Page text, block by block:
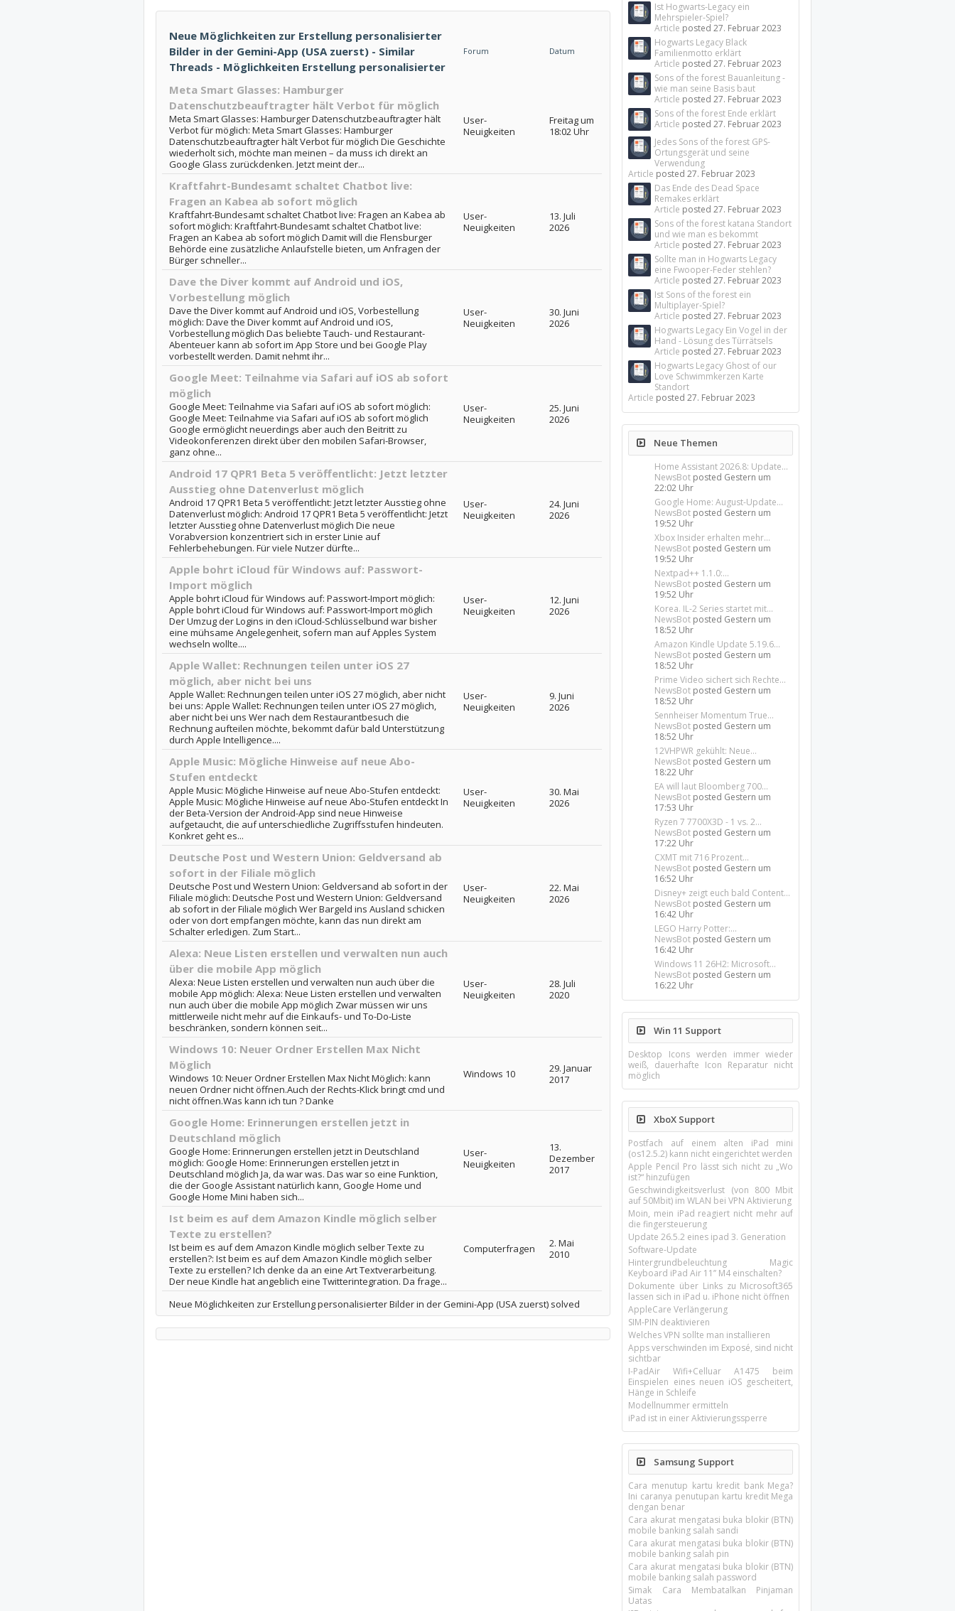
Neue Möglichkeiten zur Erstellung personalisierter
Bilder in der Gemini-App (USA zuerst) - Similar
Threads - Möglichkeiten Erstellung personalisierter
Forum Datum
Meta Smart Glasses: Hamburger
Datenschutzbeauftragter hält Verbot für möglich
Meta Smart Glasses: Hamburger Datenschutzbeauftragter hält
Verbot für möglich: Meta Smart Glasses: Hamburger
Datenschutzbeauftragter hält Verbot für möglich Die Geschichte
wiederholt sich, möchte man meinen – da muss ich direkt an
Google Glass zurückdenken. Jetzt meint der...
User-
Neuigkeiten
Freitag um
18:02 Uhr
Kraftfahrt-Bundesamt schaltet Chatbot live:
Fragen an Kabea ab sofort möglich
Kraftfahrt-Bundesamt schaltet Chatbot live: Fragen an Kabea ab
sofort möglich: Kraftfahrt-Bundesamt schaltet Chatbot live:
Fragen an Kabea ab sofort möglich Damit will die Flensburger
Behörde eine zusätzliche Anlaufstelle bieten, um Anfragen der
Bürger schneller...
User-
Neuigkeiten
13. Juli
2026
Dave the Diver kommt auf Android und iOS,
Vorbestellung möglich
Dave the Diver kommt auf Android und iOS, Vorbestellung
möglich: Dave the Diver kommt auf Android und iOS,
Vorbestellung möglich Das beliebte Tauch- und Restaurant-
Abenteuer kann ab sofort im App Store und bei Google Play
vorbestellt werden. Damit nehmt ihr...
User-
Neuigkeiten
30. Juni
2026
Google Meet: Teilnahme via Safari auf iOS ab sofort
möglich
Google Meet: Teilnahme via Safari auf iOS ab sofort möglich:
Google Meet: Teilnahme via Safari auf iOS ab sofort möglich
Google ermöglicht neuerdings aber auch den Beitritt zu
Videokonferenzen direkt über den mobilen Safari-Browser,
ganz ohne...
User-
Neuigkeiten
25. Juni
2026
Android 17 QPR1 Beta 5 veröffentlicht: Jetzt letzter
Ausstieg ohne Datenverlust möglich
Android 17 QPR1 Beta 5 veröffentlicht: Jetzt letzter Ausstieg ohne
Datenverlust möglich: Android 17 QPR1 Beta 5 veröffentlicht: Jetzt
letzter Ausstieg ohne Datenverlust möglich Die neue
Vorabversion konzentriert sich in erster Linie auf
Fehlerbehebungen. Für viele Nutzer dürfte...
User-
Neuigkeiten
24. Juni
2026
Apple bohrt iCloud für Windows auf: Passwort-
Import möglich
Apple bohrt iCloud für Windows auf: Passwort-Import möglich:
Apple bohrt iCloud für Windows auf: Passwort-Import möglich
Der Umzug der Logins in den iCloud-Schlüsselbund war bisher
eine mühsame Angelegenheit, sofern man auf Apples System
wechseln wollte....
User-
Neuigkeiten
12. Juni
2026
Apple Wallet: Rechnungen teilen unter iOS 27
möglich, aber nicht bei uns
Apple Wallet: Rechnungen teilen unter iOS 27 möglich, aber nicht
bei uns: Apple Wallet: Rechnungen teilen unter iOS 27 möglich,
aber nicht bei uns Wer nach dem Restaurantbesuch die
Rechnung aufteilen möchte, bekommt dafür bald Unterstützung
durch Apple Intelligence....
User-
Neuigkeiten
9. Juni
2026
Apple Music: Mögliche Hinweise auf neue Abo-
Stufen entdeckt
Apple Music: Mögliche Hinweise auf neue Abo-Stufen entdeckt:
Apple Music: Mögliche Hinweise auf neue Abo-Stufen entdeckt In
der Beta-Version der Android-App sind neue Hinweise
aufgetaucht, die auf unterschiedliche Zugriffsstufen hindeuten.
Konkret geht es...
User-
Neuigkeiten
30. Mai
2026
Deutsche Post und Western Union: Geldversand ab
sofort in der Filiale möglich
Deutsche Post und Western Union: Geldversand ab sofort in der
Filiale möglich: Deutsche Post und Western Union: Geldversand
ab sofort in der Filiale möglich Wer Bargeld ins Ausland schicken
oder von dort empfangen möchte, kann das nun direkt am
Schalter erledigen. Zum Start...
User-
Neuigkeiten
22. Mai
2026
Alexa: Neue Listen erstellen und verwalten nun auch
über die mobile App möglich
Alexa: Neue Listen erstellen und verwalten nun auch über die
mobile App möglich: Alexa: Neue Listen erstellen und verwalten
nun auch über die mobile App möglich Zwar müssen wir uns
mittlerweile nicht mehr auf die Einkaufs- und To-Do-Liste
beschränken, sondern können seit...
User-
Neuigkeiten
28. Juli
2020
Windows 10: Neuer Ordner Erstellen Max Nicht
Möglich
Windows 10: Neuer Ordner Erstellen Max Nicht Möglich: kann
neuen Ordner nicht öffnen.Auch der Rechts-Klick bringt cmd und
nicht öffnen.Was kann ich tun ? Danke
Windows 10
29. Januar
2017
Google Home: Erinnerungen erstellen jetzt in
Deutschland möglich
Google Home: Erinnerungen erstellen jetzt in Deutschland
möglich: Google Home: Erinnerungen erstellen jetzt in
Deutschland möglich Ja, da war was. Das war so eine Funktion,
die der Google Assistant natürlich kann, Google Home und
Google Home Mini haben sich...
User-
Neuigkeiten
13.
Dezember
2017
Ist beim es auf dem Amazon Kindle möglich selber
Texte zu erstellen?
Ist beim es auf dem Amazon Kindle möglich selber Texte zu
erstellen?: Ist beim es auf dem Amazon Kindle möglich selber
Texte zu erstellen? Ich denke da an eine Art Textverarbeitung.
Der neue Kindle hat angeblich eine Twitterintegration. Da frage...
Computerfragen
2. Mai
2010
Neue Möglichkeiten zur Erstellung personalisierter Bilder in der Gemini-App (USA zuerst) solved
Ist Hogwarts-Legacy ein
Mehrspieler-Spiel?
Article posted27. Februar 2023
Hogwarts Legacy Black
Familienmotto erklärt
Article posted27. Februar 2023
Sons of the forest Bauanleitung -
wie man seine Basis baut
Article posted27. Februar 2023
Sons of the forest Ende erklärt
Article posted27. Februar 2023
Jedes Sons of the forest GPS-
Ortungsgerät und seine
Verwendung
Article posted27. Februar 2023
Das Ende des Dead Space
Remakes erklärt
Article posted27. Februar 2023
Sons of the forest katana Standort
und wie man es bekommt
Article posted27. Februar 2023
Sollte man in Hogwarts Legacy
eine Fwooper-Feder stehlen?
Article posted27. Februar 2023
Ist Sons of the forest ein
Multiplayer-Spiel?
Article posted27. Februar 2023
Hogwarts Legacy Ein Vogel in der
Hand - Lösung des Türrätsels
Article posted27. Februar 2023
Hogwarts Legacy Ghost of our
Love Schwimmkerzen Karte
Standort
Article posted27. Februar 2023
Neue Themen
Home Assistant 2026.8: Update...
NewsBot posted Gestern um
22:02 Uhr
Google Home: August-Update...
NewsBot posted Gestern um
19:52 Uhr
Xbox Insider erhalten mehr...
NewsBot posted Gestern um
19:52 Uhr
Nextpad++ 1.1.0:...
NewsBot posted Gestern um
19:52 Uhr
Korea. IL-2 Series startet mit...
NewsBot posted Gestern um
18:52 Uhr
Amazon Kindle Update 5.19.6...
NewsBot posted Gestern um
18:52 Uhr
Prime Video sichert sich Rechte...
NewsBot posted Gestern um
18:52 Uhr
Sennheiser Momentum True...
NewsBot posted Gestern um
18:52 Uhr
12VHPWR gekühlt: Neue...
NewsBot posted Gestern um
18:22 Uhr
EA will laut Bloomberg 700...
NewsBot posted Gestern um
17:53 Uhr
Ryzen 7 7700X3D - 1 vs. 2...
NewsBot posted Gestern um
17:22 Uhr
CXMT mit 716 Prozent...
NewsBot posted Gestern um
16:52 Uhr
Disney+ zeigt euch bald Content...
NewsBot posted Gestern um
16:42 Uhr
LEGO Harry Potter:...
NewsBot posted Gestern um
16:42 Uhr
Windows 11 26H2: Microsoft...
NewsBot posted Gestern um
16:22 Uhr
Win 11 Support
Desktop Icons werden immer wieder
weiß, dauerhafte Icon Reparatur nicht
möglich
XboX Support
Postfach auf einem alten iPad mini
(os12.5.2) kann nicht eingerichtet werden
Apple Pencil Pro lässt sich nicht zu „Wo
ist?“ hinzufügen
Geschwindigkeitsverlust (von 800 Mbit
auf 50Mbit) im WLAN bei VPN Aktivierung
Moin, mein iPad reagiert nicht mehr auf
die fingersteuerung
Update 26.5.2 eines ipad 3. Generation
Software-Update
Hintergrundbeleuchtung Magic
Keyboard iPad Air 11’’ M4 einschalten?
Dokumente über Links zu Microsoft365
lassen sich in iPad u. iPhone nicht öffnen
AppleCare Verlängerung
SIM-PIN deaktivieren
Welches VPN sollte man installieren
Apps verschwinden im Exposé, sind nicht
sichtbar
I-PadAir Wifi+Celluar A1475 beim
Einspielen eines neuen iOS gescheitert,
Hänge in Schleife
Modellnummer ermitteln
iPad ist in einer Aktivierungssperre
Samsung Support
Cara menutup kartu kredit bank Mega?
Ini caranya penutupan kartu kredit Mega
dengan benar
Cara akurat mengatasi buka blokir (BTN)
mobile banking salah sandi
Cara akurat mengatasi buka blokir (BTN)
mobile banking salah pin
Cara akurat mengatasi buka blokir (BTN)
mobile banking salah password
Simak Cara Membatalkan Pinjaman
Uatas